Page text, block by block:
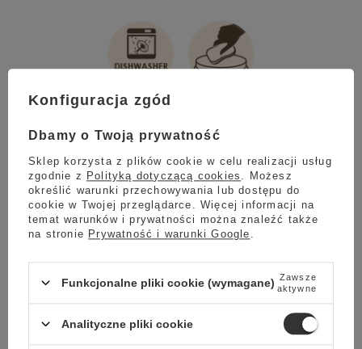
Bardzo proste
czyszczenie
Speiniacz mleka Melitta Cremio II jest
oraz ubijaczkę spieniaczamożemy myć w
zmywarce
, a nieprzywierająca powłoka w
pojemniku na mleko sprawia, że możemy ją
czyścić zwykłą ściereczką i płynem do
Konfiguracja zgód
Dbamy o Twoją prywatność
Sklep korzysta z plików cookie w celu realizacji usług
zgodnie z Polityką dotyczącą cookies
. Możesz
określić warunki przechowywania lub dostępu do
cookie w Twojej przeglądarce. Więcej informacji na
temat warunków i prywatności można znaleźć także
na stronie Prywatność i warunki Google
Funkcjonalne pliki cookie (wymagane) Zawsze
aktywne
Analityczne pliki cookie